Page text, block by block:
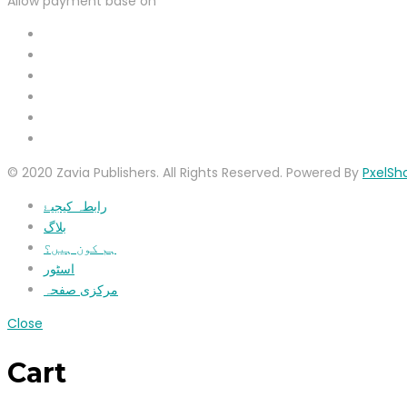
© 2020 Zavia Publishers. All Rights Reserved. Powered By
رابطہ کیجیۓ
بلاگ
ہم کون ہیں؟
اسٹور
مرکزی صفحہ
Close
Cart